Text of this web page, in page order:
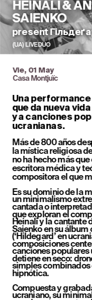
HEINALI &
SAIENKO
present
(UA)  LIVE DUO
Vie, 01 May
Casa Montjuïc
Una
que da nueva
y a canciones
ucranianas.
Más de 800 años
la mística religiosa
no ha hecho más
escritora médica y
compositora el que
Es su dominio de la
un minimalismo
cantada o
que exploran el
Heinali y la cantante
Saienko en su álbum
(‘Hildegard’ en
composiciones
canciones populares
detiene en seco:
simples combinados
hipnótica.
Compuesta y
ucraniano, su